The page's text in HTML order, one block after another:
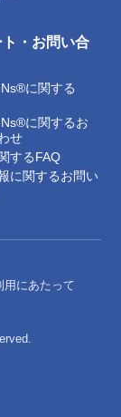
・お問い合
に関する
に関するお
せ
するFAQ
に関するお問い
用にあたって